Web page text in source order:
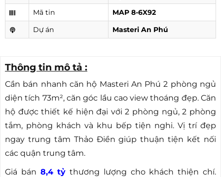
Mã tin
MAP 8-6X92
Dự án
Masteri An Phú
Thông tin mô tả :
Cần bán nhanh căn hộ Masteri An Phú 2 phòng ngủ
diện tích 73m², căn góc lầu cao view thoáng đẹp. Căn
hộ được thiết kế hiện đại với 2 phòng ngủ, 2 phòng
tắm, phòng khách và khu bếp tiện nghi. Vị trí đẹp
ngay trung tâm Thảo Điền giúp thuận tiện kết nối
các quận trung tâm.
Giá bán 8,4 tỷ thương lượng cho khách thiện chí.